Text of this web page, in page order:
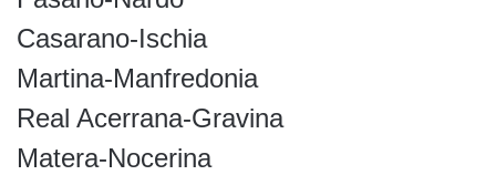
Casarano-Ischia
Martina-Manfredonia
Real Acerrana-Gravina
Matera-Nocerina